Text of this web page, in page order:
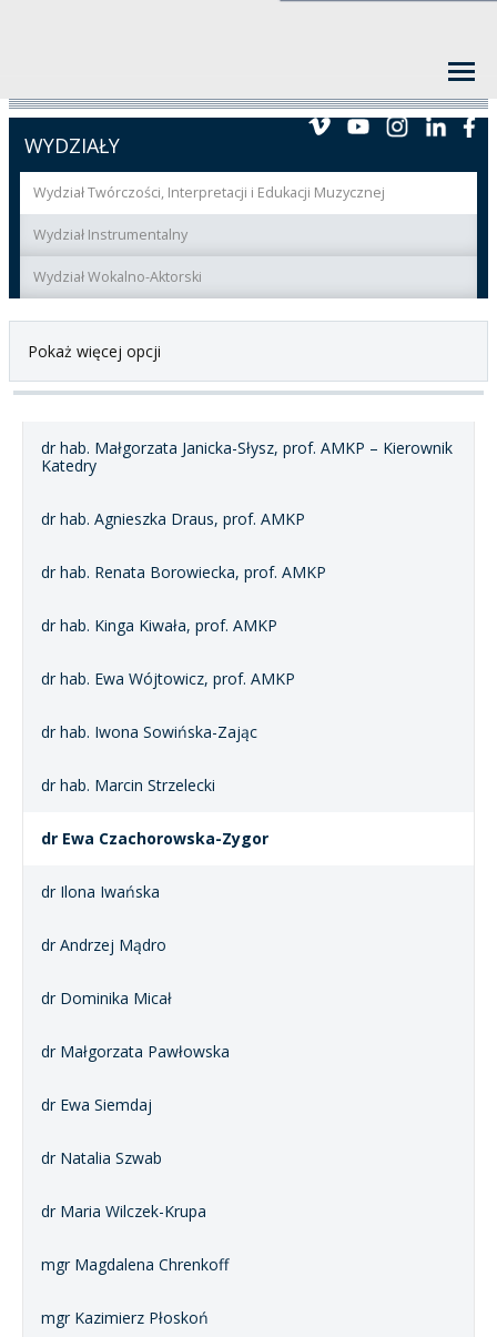
WYDZIAŁY
Wydział Twórczości, Interpretacji i Edukacji Muzycznej
Wydział Instrumentalny
Wydział Wokalno-Aktorski
Pokaż więcej opcji
dr hab. Małgorzata Janicka-Słysz, prof. AMKP – Kierownik
Katedry
dr hab. Agnieszka Draus, prof. AMKP
dr hab. Renata Borowiecka, prof. AMKP
dr hab. Kinga Kiwała, prof. AMKP
dr hab. Ewa Wójtowicz, prof. AMKP
dr hab. Iwona Sowińska-Zając
dr hab. Marcin Strzelecki
dr Ewa Czachorowska-Zygor
dr Ilona Iwańska
dr Andrzej Mądro
dr Dominika Micał
dr Małgorzata Pawłowska
dr Ewa Siemdaj
dr Natalia Szwab
dr Maria Wilczek-Krupa
mgr Magdalena Chrenkoff
mgr Kazimierz Płoskoń